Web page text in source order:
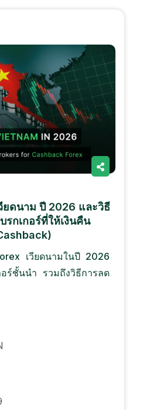
ยดนาม ปี 2026 และวิธี
รกเกอร์ที่ให้เงินคืน
เวียดนามในปี 2026
ร์ชั้นนำ รวมถึงวิธีการลด